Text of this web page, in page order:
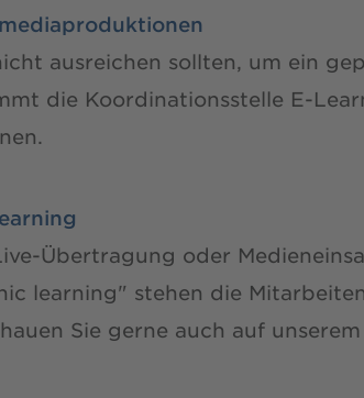
ausreichen sollten, um ein
die Koordinationsstelle E-
Übertragung oder
learning" stehen die
Sie gerne auch auf unserem